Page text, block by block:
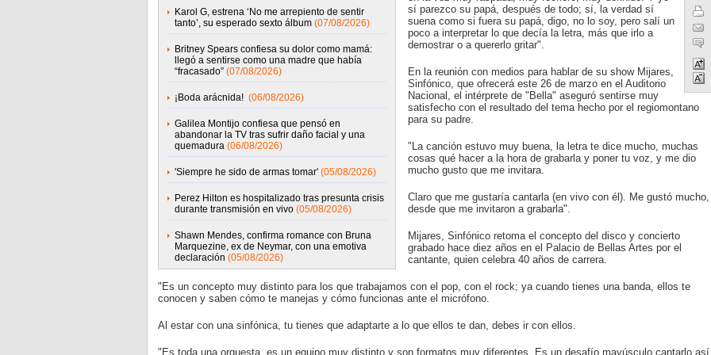
Karol G, estrena ‘No me arrepiento de sentir
tanto’, su esperado sexto álbum (07/08/2026)
Britney Spears confiesa su dolor como mamá:
llegó a sentirse como una madre que había
“fracasado” (07/08/2026)
¡Boda arácnida! (06/08/2026)
Galilea Montijo confiesa que pensó en
abandonar la TV tras sufrir daño facial y una
quemadura (06/08/2026)
'Siempre he sido de armas tomar' (05/08/2026)
Perez Hilton es hospitalizado tras presunta crisis
durante transmisión en vivo (05/08/2026)
Shawn Mendes, confirma romance con Bruna
Marquezine, ex de Neymar, con una emotiva
declaración (05/08/2026)
sí parezco su papá, después de todo; sí, la verdad sí
suena como si fuera su papá, digo, no lo soy, pero salí un
poco a interpretar lo que decía la letra, más que irlo a
demostrar o a quererlo gritar".
En la reunión con medios para hablar de su show Mijares,
Sinfónico, que ofrecerá este 26 de marzo en el Auditorio
Nacional, el intérprete de "Bella" aseguró sentirse muy
satisfecho con el resultado del tema hecho por el regiomontano
para su padre.
"La canción estuvo muy buena, la letra te dice mucho, muchas
cosas qué hacer a la hora de grabarla y poner tu voz, y me dio
mucho gusto que me invitara.
Claro que me gustaría cantarla (en vivo con él). Me gustó mucho,
desde que me invitaron a grabarla".
Mijares, Sinfónico retoma el concepto del disco y concierto
grabado hace diez años en el Palacio de Bellas Artes por el
cantante, quien celebra 40 años de carrera.
"Es un concepto muy distinto para los que trabajamos con el pop, con el rock; ya cuando tienes una banda, ellos te
conocen y saben cómo te manejas y cómo funcionas ante el micrófono.
Al estar con una sinfónica, tu tienes que adaptarte a lo que ellos te dan, debes ir con ellos.
"Es toda una orquesta, es un equipo muy distinto y son formatos muy diferentes. Es un desafío mayúsculo cantarlo